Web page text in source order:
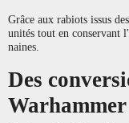
Grâce aux rabiots issus
unités tout en conservant
naines.
Des
Warhammer